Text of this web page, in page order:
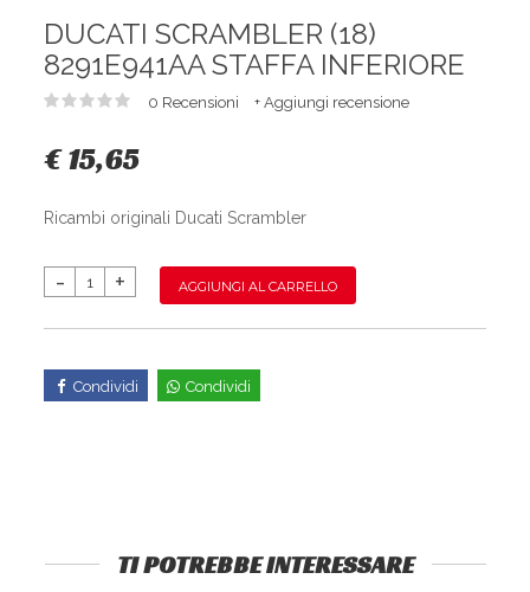
DUCATI SCRAMBLER (18)
8291E941AA STAFFA INFERIORE
0 Recensioni + Aggiungi recensione
€ 15,65
Ricambi originali Ducati Scrambler
AGGIUNGI AL CARRELLO
Condividi Condividi
TI POTREBBE INTERESSARE